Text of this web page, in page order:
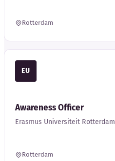
Rotterdam
EU
Awareness Officer
Erasmus Universiteit Rotterdam
Rotterdam